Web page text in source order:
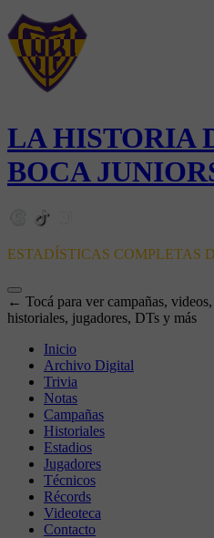
LA HISTORIA
BOCA
ESTADÍSTICAS COMPLETAS
← Tocá para ver campañas, videos,
historiales, jugadores, DTs y más
Inicio
Archivo Digital
Trivia
Notas
Campañas
Historiales
Estadios
Jugadores
Técnicos
Récords
Videoteca
Contacto